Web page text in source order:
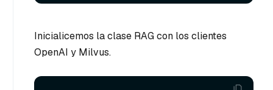
Inicialicemos la clase RAG con los clientes
OpenAI y Milvus.